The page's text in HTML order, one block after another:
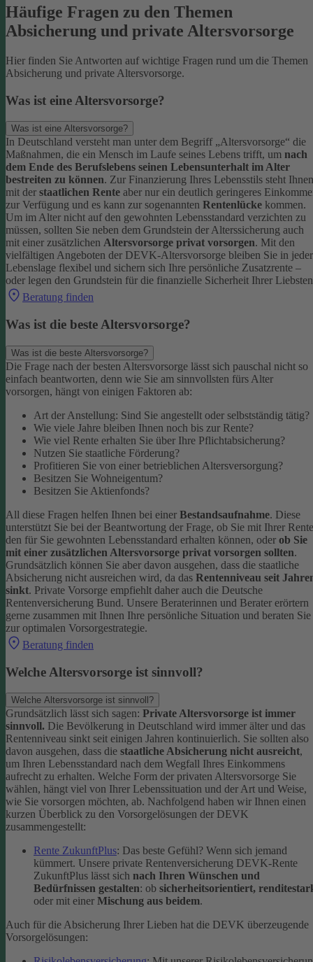
Häufige Fragen zu den Themen
Absicherung und private Altersvorsorge
Hier finden Sie Antworten auf wichtige Fragen rund um die Themen
Absicherung und private Altersvorsorge.
Was ist eine Altersvorsorge?
Was ist eine Altersvorsorge?
In Deutschland versteht man unter dem Begriff „Altersvorsorge“ die
Maßnahmen, die ein Mensch im Laufe seines Lebens trifft, um nach
dem Ende des Berufslebens seinen Lebensunterhalt im Alter
bestreiten zu können. Zur Finanzierung Ihres Lebensstils steht Ihnen
mit der staatlichen Rente aber nur ein deutlich geringeres
zur Verfügung und es kann zur sogenannten Rentenlücke kommen.
Um im Alter nicht auf den gewohnten Lebensstandard verzichten zu
müssen, sollten Sie neben dem Grundstein der Alterssicherung auch
mit einer zusätzlichen Altersvorsorge privat vorsorgen. Mit den
vielfältigen Angeboten der DEVK-Altersvorsorge bleiben Sie in jeder
Lebenslage flexibel und sichern sich Ihre persönliche Zusatzrente –
oder legen den Grundstein für die finanzielle Sicherheit Ihrer
Beratung finden
Was ist die beste Altersvorsorge?
Was ist die beste Altersvorsorge?
Die Frage nach der besten Altersvorsorge lässt sich pauschal nicht so
einfach beantworten, denn wie Sie am sinnvollsten fürs Alter
vorsorgen, hängt von einigen Faktoren ab:
Art der Anstellung: Sind Sie angestellt oder selbstständig tätig?
Wie viele Jahre bleiben Ihnen noch bis zur Rente?
Wie viel Rente erhalten Sie über Ihre Pflichtabsicherung?
Nutzen Sie staatliche Förderung?
Profitieren Sie von einer betrieblichen Altersversorgung?
Besitzen Sie Wohneigentum?
Besitzen Sie Aktienfonds?
All diese Fragen helfen Ihnen bei einer Bestandsaufnahme. Diese
unterstützt Sie bei der Beantwortung der Frage, ob Sie mit Ihrer Rente
den für Sie gewohnten Lebensstandard erhalten können, oder ob Sie
mit einer zusätzlichen Altersvorsorge privat vorsorgen sollten.
Grundsätzlich können Sie aber davon ausgehen, dass die staatliche
Absicherung nicht ausreichen wird, da das Rentenniveau seit
sinkt. Private Vorsorge empfiehlt daher auch die Deutsche
Rentenversicherung Bund. Unsere Beraterinnen und Berater erörtern
gerne zusammen mit Ihnen Ihre persönliche Situation und beraten Sie
zur optimalen Vorsorgestrategie.
Beratung finden
Welche Altersvorsorge ist sinnvoll?
Welche Altersvorsorge ist sinnvoll?
Grundsätzlich lässt sich sagen: Private Altersvorsorge ist immer
sinnvoll. Die Bevölkerung in Deutschland wird immer älter und das
Rentenniveau sinkt seit einigen Jahren kontinuierlich. Sie sollten also
davon ausgehen, dass die staatliche Absicherung nicht ausreicht,
um Ihren Lebensstandard nach dem Wegfall Ihres Einkommens
aufrecht zu erhalten. Welche Form der privaten Altersvorsorge Sie
wählen, hängt viel von Ihrer Lebenssituation und der Art und Weise,
wie Sie vorsorgen möchten, ab. Nachfolgend haben wir Ihnen einen
kurzen Überblick zu den Vorsorgelösungen der DEVK
zusammengestellt:
Rente ZukunftPlus: Das beste Gefühl? Wenn sich jemand
kümmert. Unsere private Rentenversicherung DEVK-Rente
ZukunftPlus lässt sich nach Ihren Wünschen und
Bedürfnissen gestalten: ob sicherheitsorientiert,
oder mit einer Mischung aus beidem.
Auch für die Absicherung Ihrer Lieben hat die DEVK überzeugende
Vorsorgelösungen: